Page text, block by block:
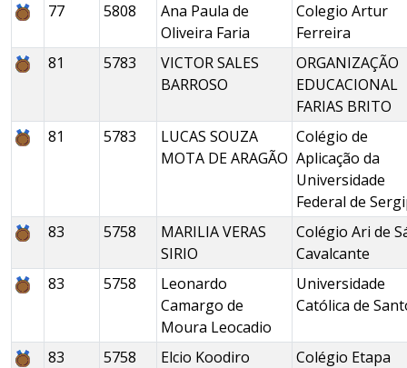
77
5808
Ana Paula de
Oliveira Faria
Colegio Artur
Ferreira
81
5783
VICTOR SALES
BARROSO
ORGANIZAÇÃO
EDUCACIONAL
FARIAS BRITO
81
5783
LUCAS SOUZA
MOTA DE ARAGÃO
Colégio de
Aplicação da
Universidade
Federal de
83
5758
MARILIA VERAS
SIRIO
Colégio Ari de
Cavalcante
83
5758
Leonardo
Camargo de
Moura Leocadio
Universidade
Católica de
83 5758
Elcio Koodiro
Colégio Etapa